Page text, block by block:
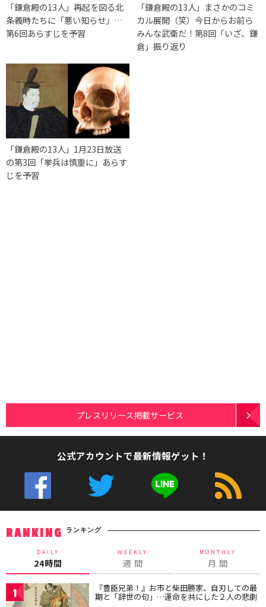
「鎌倉殿の13人」再起を図る北
条義時たちに「悪い知らせ」…
第6回あらすじを予習
「鎌倉殿の13人」まさかのコミ
カル展開（笑）今日からお前ら
みんな武衛だ！第8回「いざ、鎌
倉」振り返り
「鎌倉殿の13人」1月23日放送
の第3回「挙兵は慎重に」あらす
じを予習
プレスリリース掲載サービス
公式アカウントで最新情報ゲット！
RANKING ランキング
DAILY
24時間
WEEKLY
週 間
MONTHLY
月 間
1 『豊臣兄弟！』お市と柴田勝家、自刃しての最
期と「辞世の句」…運命を共にした２人の悲劇